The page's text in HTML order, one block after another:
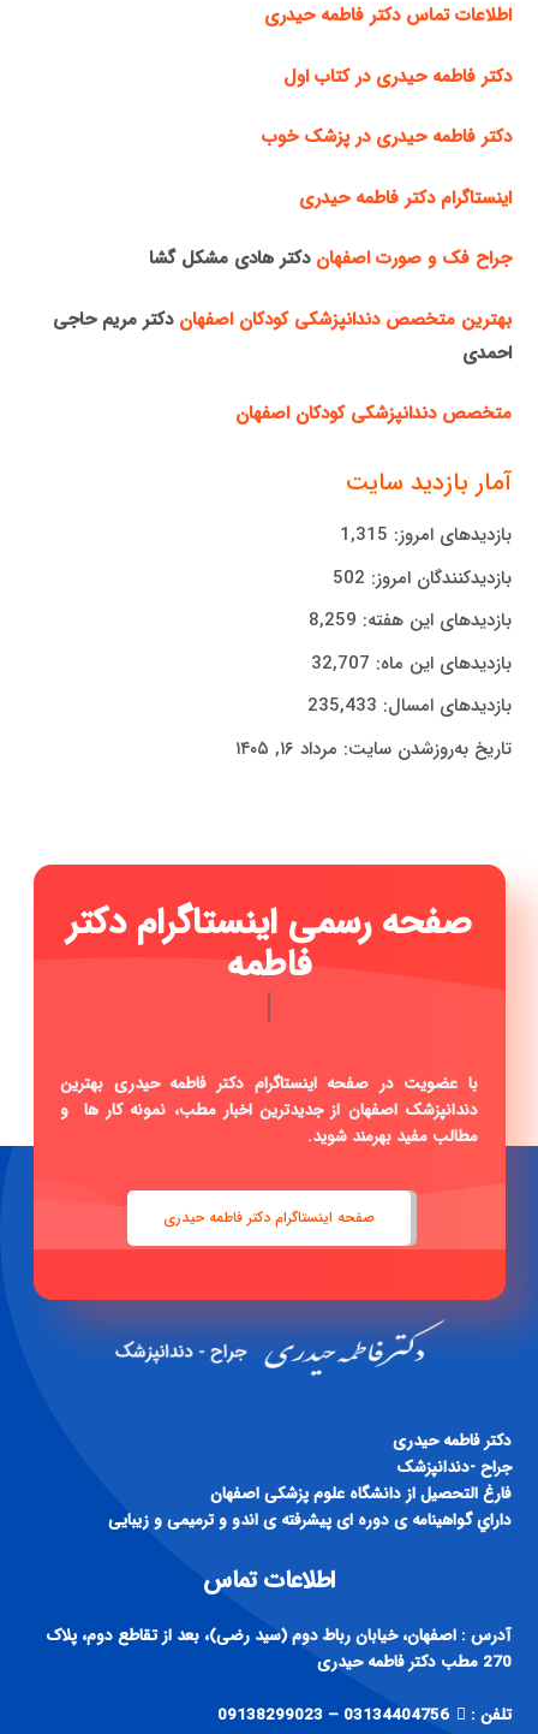
اطلاعات تماس دکتر فاطمه حیدری
دکتر فاطمه حیدری در کتاب اول
دکتر فاطمه حیدری در پزشک خوب
اینستاگرام دکتر فاطمه حیدری
جراح فک و صورت اصفهان دکتر هادی مشکل گشا
بهترین متخصص دندانپزشکی کودکان اصفهان دکتر مریم حاجی
احمدی
متخصص دندانپزشکی کودکان اصفهان
آمار بازدید سایت
بازدیدهای امروز: 1,315
بازدیدکنندگان امروز: 502
بازدیدهای این هفته: 8,259
بازدیدهای این ماه: 32,707
بازدیدهای امسال: 235,433
تاریخ به‌روزشدن سایت: مرداد ۱۶, ۱۴۰۵
صفحه رسمی اینستاگرام دکتر
فاطمه حیدری ...
|
با عضویت در صفحه اینستاگرام دکتر فاطمه حیدری بهترین
دندانپزشک اصفهان از جدیدترین اخبار مطب، نمونه کار ها و
مطالب مفید بهرمند شوید.
صفحه اینستاگرام دکتر فاطمه حیدری
دكتر فاطمه حيدری
جراح -دندانپزشک
فارغ التحصيل از دانشگاه علوم پزشكی اصفهان
داراي گواهينامه ی دوره ای پيشرفته ی اندو و ترميمی و زيبايی
اطلاعات تماس
آدرس : اصفهان، خیابان رباط دوم (سید رضی)، بعد از تقاطع دوم، پلاک
270 مطب دکتر فاطمه حیدری
تلفن : 03134404756 – 09138299023